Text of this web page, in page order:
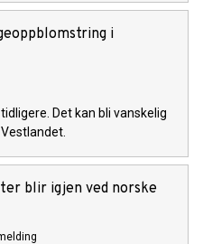
i
Det kan bli vanskelig
blir igjen ved norske